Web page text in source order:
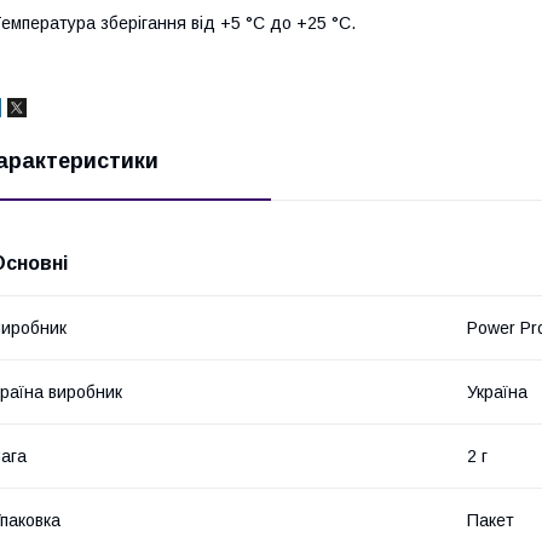
зберігання від +5 °C до +25 °C.
Power
виробник Україна
2 г
Пакет